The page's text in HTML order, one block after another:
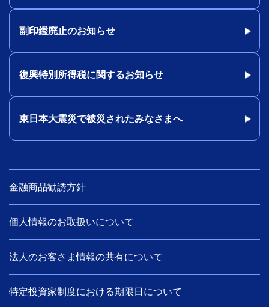
副印鑑廃止のお知らせ
復興特別所得税に関するお知らせ
東日本大震災で被災されたみなさまへ
金融商品勧誘方針
個人情報のお取扱いについて
法人のお客さま情報の共有について
特定投資家制度における期限日について